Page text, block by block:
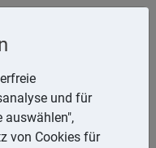
und für
auswählen",
von Cookies für